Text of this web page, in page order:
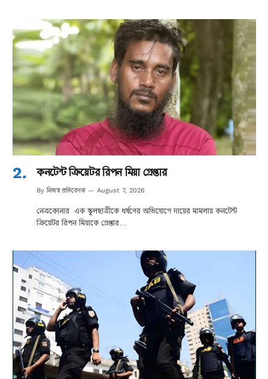
কনটেন্ট ক্রিয়েটর রিপন মিয়া গ্রেপ্তার
By নিজস্ব প্রতিবেদক August 7, 2026
নেত্রকোনার এক স্কুলছাত্রীকে ধর্ষণের অভিযোগে দায়ের মামলায় কনটেন্ট
ক্রিয়েটর রিপন মিয়াকে গ্রেপ্তার…